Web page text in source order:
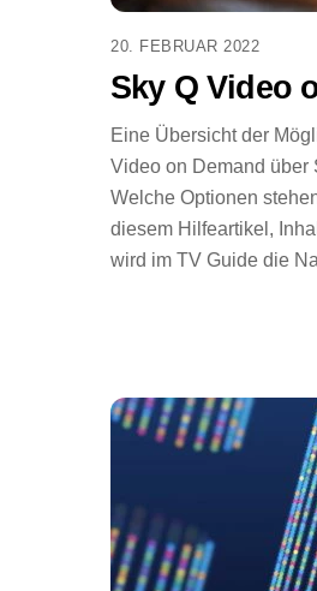
20. FEBRUAR 2022
Sky Q Video
Eine Übersicht der
Video on Demand über
Welche Optionen
diesem Hilfeartikel,
wird im TV Guide die